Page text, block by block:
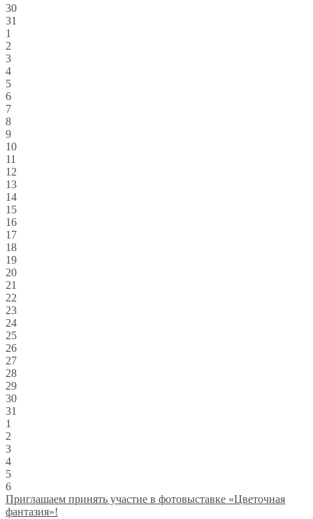
30
31
1
2
3
4
5
6
7
8
9
10
11
12
13
14
15
16
17
18
19
20
21
22
23
24
25
26
27
28
29
30
31
1
2
3
4
5
6
Приглашаем принять участие в фотовыставке «Цветочная
фантазия»!